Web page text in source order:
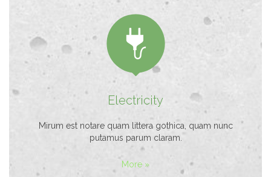

Electricity
Mirum est notare quam littera gothica, quam nunc
putamus parum claram.
More »